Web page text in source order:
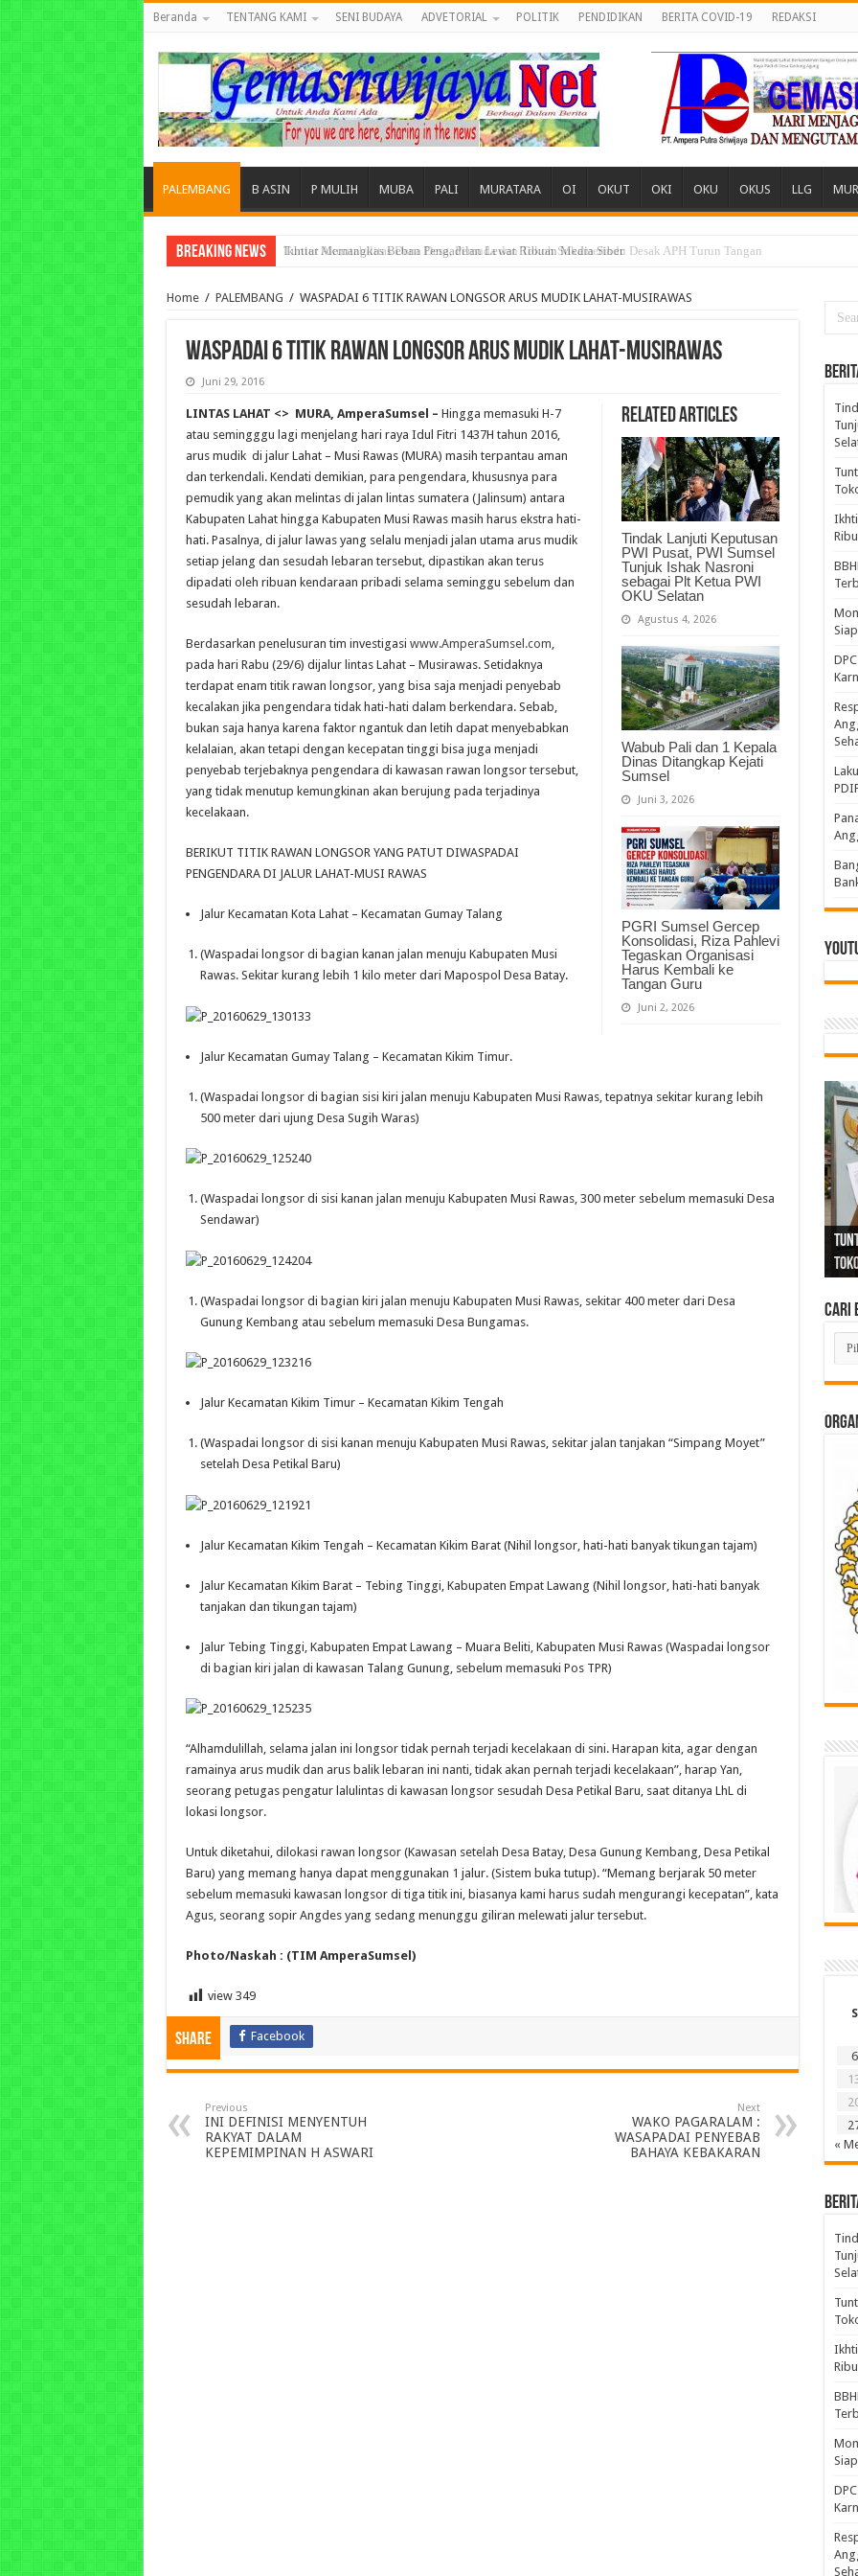
Beranda TENTANG KAMI SENI BUDAYA ADVETORIAL POLITIK PENDIDIKAN BERITA COVID-19 REDAKSI
PALEMBANG B ASIN P MULIH MUBA PALI MURATARA OI OKUT OKI OKU OKUS LLG
Breaking News Ikhtiar Memangkas Beban Pengadilan Lewat Ribuan Media Siber
Home / PALEMBANG / WASPADAI 6 TITIK RAWAN LONGSOR ARUS MUDIK LAHAT-MUSIRAWAS
WASPADAI 6 TITIK RAWAN LONGSOR ARUS MUDIK LAHAT-MUSIRAWAS
Juni 29, 2016
Related Articles
Tindak Lanjuti Keputusan
PWI Pusat, PWI Sumsel
Tunjuk Ishak Nasroni
sebagai Plt Ketua PWI
OKU Selatan
Agustus 4, 2026
Wabub Pali dan 1 Kepala
Dinas Ditangkap Kejati
Sumsel
Juni 3, 2026
PGRI Sumsel Gercep
Konsolidasi, Riza Pahlevi
Tegaskan Organisasi
Harus Kembali ke
Tangan Guru
Juni 2, 2026
LINTAS LAHAT <> MURA, AmperaSumsel – Hingga memasuki H-7
atau semingggu lagi menjelang hari raya Idul Fitri 1437H tahun 2016,
arus mudik di jalur Lahat – Musi Rawas (MURA) masih terpantau aman
dan terkendali. Kendati demikian, para pengendara, khususnya para
pemudik yang akan melintas di jalan lintas sumatera (Jalinsum) antara
Kabupaten Lahat hingga Kabupaten Musi Rawas masih harus ekstra hati-
hati. Pasalnya, di jalur lawas yang selalu menjadi jalan utama arus mudik
setiap jelang dan sesudah lebaran tersebut, dipastikan akan terus
dipadati oleh ribuan kendaraan pribadi selama seminggu sebelum dan
sesudah lebaran.
Berdasarkan penelusuran tim investigasi www.AmperaSumsel.com,
pada hari Rabu (29/6) dijalur lintas Lahat – Musirawas. Setidaknya
terdapat enam titik rawan longsor, yang bisa saja menjadi penyebab
kecalakan jika pengendara tidak hati-hati dalam berkendara. Sebab,
bukan saja hanya karena faktor ngantuk dan letih dapat menyebabkan
kelalaian, akan tetapi dengan kecepatan tinggi bisa juga menjadi
penyebab terjebaknya pengendara di kawasan rawan longsor tersebut,
yang tidak menutup kemungkinan akan berujung pada terjadinya
kecelakaan.
BERIKUT TITIK RAWAN LONGSOR YANG PATUT DIWASPADAI
PENGENDARA DI JALUR LAHAT-MUSI RAWAS
Jalur Kecamatan Kota Lahat – Kecamatan Gumay Talang
(Waspadai longsor di bagian kanan jalan menuju Kabupaten Musi
Rawas. Sekitar kurang lebih 1 kilo meter dari Mapospol Desa Batay.
Jalur Kecamatan Gumay Talang – Kecamatan Kikim Timur.
(Waspadai longsor di bagian sisi kiri jalan menuju Kabupaten Musi Rawas, tepatnya sekitar kurang lebih
500 meter dari ujung Desa Sugih Waras)
(Waspadai longsor di sisi kanan jalan menuju Kabupaten Musi Rawas, 300 meter sebelum memasuki Desa
Sendawar)
(Waspadai longsor di bagian kiri jalan menuju Kabupaten Musi Rawas, sekitar 400 meter dari Desa
Gunung Kembang atau sebelum memasuki Desa Bungamas.
Jalur Kecamatan Kikim Timur – Kecamatan Kikim Tengah
(Waspadai longsor di sisi kanan menuju Kabupaten Musi Rawas, sekitar jalan tanjakan “Simpang Moyet”
setelah Desa Petikal Baru)
Jalur Kecamatan Kikim Tengah – Kecamatan Kikim Barat (Nihil longsor, hati-hati banyak tikungan tajam)
Jalur Kecamatan Kikim Barat – Tebing Tinggi, Kabupaten Empat Lawang (Nihil longsor, hati-hati banyak
tanjakan dan tikungan tajam)
Jalur Tebing Tinggi, Kabupaten Empat Lawang – Muara Beliti, Kabupaten Musi Rawas (Waspadai longsor
di bagian kiri jalan di kawasan Talang Gunung, sebelum memasuki Pos TPR)
“Alhamdulillah, selama jalan ini longsor tidak pernah terjadi kecelakaan di sini. Harapan kita, agar dengan
ramainya arus mudik dan arus balik lebaran ini nanti, tidak akan pernah terjadi kecelakaan”, harap Yan,
seorang petugas pengatur lalulintas di kawasan longsor sesudah Desa Petikal Baru, saat ditanya LhL di
lokasi longsor.
Untuk diketahui, dilokasi rawan longsor (Kawasan setelah Desa Batay, Desa Gunung Kembang, Desa Petikal
Baru) yang memang hanya dapat menggunakan 1 jalur. (Sistem buka tutup). “Memang berjarak 50 meter
sebelum memasuki kawasan longsor di tiga titik ini, biasanya kami harus sudah mengurangi kecepatan”, kata
Agus, seorang sopir Angdes yang sedang menunggu giliran melewati jalur tersebut.
Photo/Naskah : (TIM AmperaSumsel)
view 349
Share Facebook
Previous
INI DEFINISI MENYENTUH
RAKYAT DALAM
KEPEMIMPINAN H ASWARI
Next
WAKO PAGARALAM :
WASAPADAI PENYEBAB
BAHAYA KEBAKARAN
Cari
Cari
di
S
6
«